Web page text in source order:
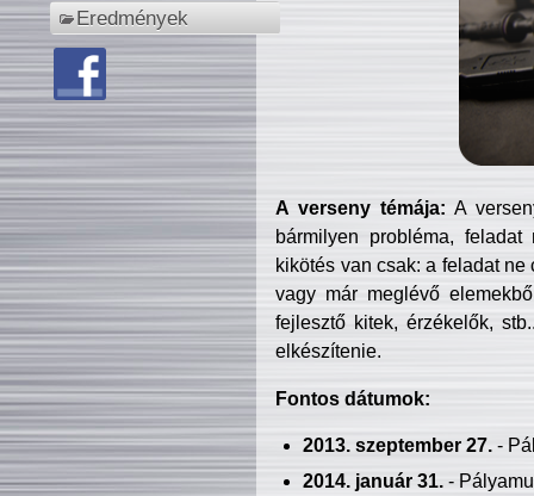
Eredmények
A verseny témája: A
bármilyen probléma, feladat
kikötés van csak: a feladat
vagy már meglévő
fejlesztő kitek, érzékelők,
elkészítenie.
Fontos dátumok:
2013. szeptember 27.-
2014. január 31.-